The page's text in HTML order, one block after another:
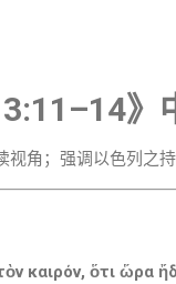
》
视角；强调以色列之持
καιρόν, ὅτι ὥρα